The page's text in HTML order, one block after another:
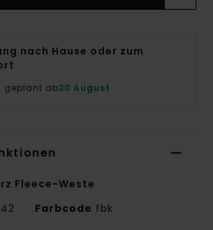
nach Hause oder zum
geplant ab20 August
Fleece-Weste
Farbcode fbk